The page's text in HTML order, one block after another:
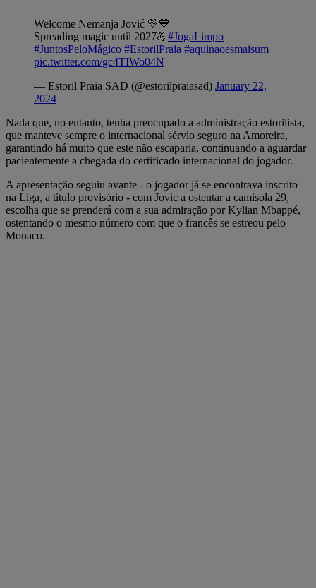
Welcome Nemanja Jović 💛💙
Spreading magic until 2027💪#JogaLimpo
#JuntosPeloMágico #EstorilPraia #aquinaoesmaisum
pic.twitter.com/gc4TIWo04N
— Estoril Praia SAD (@estorilpraiasad) January 22,
2024
Nada que, no entanto, tenha preocupado a administração estorilista,
que manteve sempre o internacional sérvio seguro na Amoreira,
garantindo há muito que este não escaparia, continuando a aguardar
pacientemente a chegada do certificado internacional do jogador.
A apresentação seguiu avante - o jogador já se encontrava inscrito
na Liga, a título provisório - com Jovic a ostentar a camisola 29,
escolha que se prenderá com a sua admiração por Kylian Mbappé,
ostentando o mesmo número com que o francês se estreou pelo
Monaco.